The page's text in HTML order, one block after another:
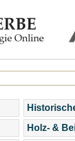
Holz- &